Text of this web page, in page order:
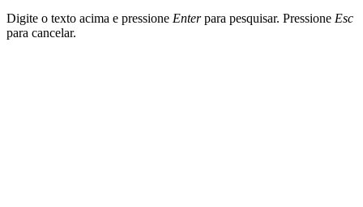
Digite o texto acima e pressione Enterpara pesquisar. Pressione Esc
para cancelar.